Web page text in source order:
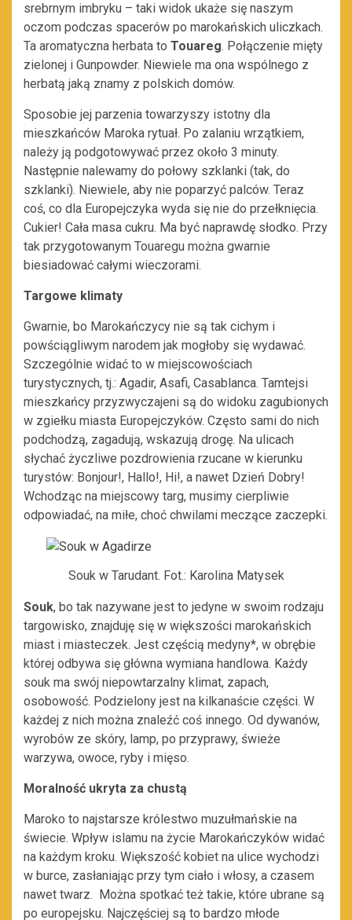
srebrnym imbryku – taki widok ukaże się naszym
oczom podczas spacerów po marokańskich uliczkach.
Ta aromatyczna herbata to Touareg. Połączenie mięty
zielonej i Gunpowder. Niewiele ma ona wspólnego z
herbatą jaką znamy z polskich domów.
Sposobie jej parzenia towarzyszy istotny dla
mieszkańców Maroka rytuał. Po zalaniu wrzątkiem,
należy ją podgotowywać przez około 3 minuty.
Następnie nalewamy do połowy szklanki (tak, do
szklanki). Niewiele, aby nie poparzyć palców. Teraz
coś, co dla Europejczyka wyda się nie do przełknięcia.
Cukier! Cała masa cukru. Ma być naprawdę słodko. Przy
tak przygotowanym Touaregu można gwarnie
biesiadować całymi wieczorami.
Targowe klimaty
Gwarnie, bo Marokańczycy nie są tak cichym i
powściągliwym narodem jak mogłoby się wydawać.
Szczególnie widać to w miejscowościach
turystycznych, tj.: Agadir, Asafi, Casablanca. Tamtejsi
mieszkańcy przyzwyczajeni są do widoku zagubionych
w zgiełku miasta Europejczyków. Często sami do nich
podchodzą, zagadują, wskazują drogę. Na ulicach
słychać życzliwe pozdrowienia rzucane w kierunku
turystów: Bonjour!, Hallo!, Hi!, a nawet Dzień Dobry!
Wchodząc na miejscowy targ, musimy cierpliwie
odpowiadać, na miłe, choć chwilami meczące zaczepki.
Souk w Tarudant. Fot.: Karolina Matysek
Souk, bo tak nazywane jest to jedyne w swoim rodzaju
targowisko, znajduję się w większości marokańskich
miast i miasteczek. Jest częścią medyny*, w obrębie
której odbywa się główna wymiana handlowa. Każdy
souk ma swój niepowtarzalny klimat, zapach,
osobowość. Podzielony jest na kilkanaście części. W
każdej z nich można znaleźć coś innego. Od dywanów,
wyrobów ze skóry, lamp, po przyprawy, świeże
warzywa, owoce, ryby i mięso.
Moralność ukryta za chustą
Maroko to najstarsze królestwo muzułmańskie na
świecie. Wpływ islamu na życie Marokańczyków widać
na każdym kroku. Większość kobiet na ulice wychodzi
w burce, zasłaniając przy tym ciało i włosy, a czasem
nawet twarz. Można spotkać też takie, które ubrane są
po europejsku. Najczęściej są to bardzo młode